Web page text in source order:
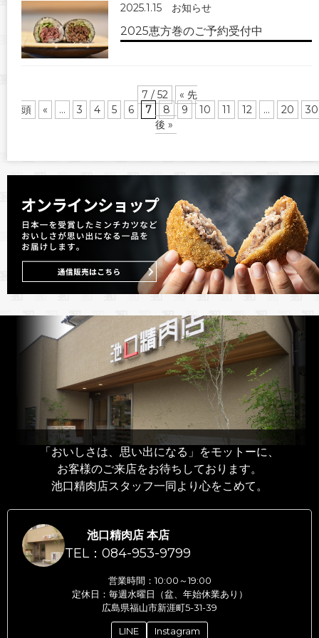
2025.1.15 お知らせ
2025恵方巻のご予約受付中
7 / 52
« 先
頭
« ... 3 4 5 6 7 8 9 10 11 12 ... 20
30
後 »
「おいしさは、思い出になる」をモットーに、
お客様のご来店をお待ちしております。
池口精肉店スタッフ一同より心をこめて。
池口精肉店 本店
TEL：084-953-9799
営業時間：10:00～19:00
定休日：毎週水曜日（盆、年始休業あり）
広島県福山市新涯町5-31-39
LINE Instagram